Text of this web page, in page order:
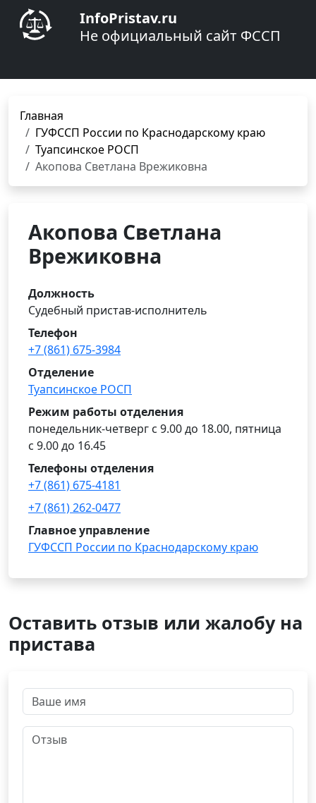
InfoPristav.ru
Не официальный сайт ФССП
Главная
ГУФССП России по Краснодарскому краю
Туапсинское РОСП
Акопова Светлана Врежиковна
Акопова Светлана
Врежиковна
Должность
Судебный пристав-исполнитель
Телефон
+7 (861) 675-3984
Отделение
Туапсинское РОСП
Режим работы отделения
понедельник-четверг с 9.00 до 18.00, пятница
с 9.00 до 16.45
Телефоны отделения
+7 (861) 675-4181
+7 (861) 262-0477
Главное управление
ГУФССП России по Краснодарскому краю
Оставить отзыв или жалобу на
пристава